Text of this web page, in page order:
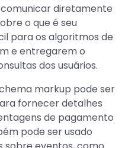
diretamente
o que é seu
para os algoritmos de
e entregarem o
dos usuários.
markup pode ser
fornecer detalhes
de pagamento
pode ser usado